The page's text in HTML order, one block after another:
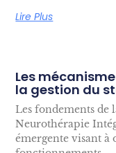
Lire Plus
Les
la gestion du
Les fondements
Neurothérapie
émergente visant à